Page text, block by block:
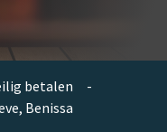
betalen -
Benissa